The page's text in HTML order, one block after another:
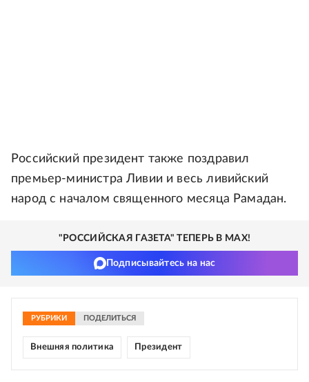
Российский президент также поздравил
премьер-министра Ливии и весь ливийский
народ с началом священного месяца Рамадан.
"РОССИЙСКАЯ ГАЗЕТА" ТЕПЕРЬ В MAX!
Подписывайтесь на нас
РУБРИКИ ПОДЕЛИТЬСЯ
Внешняя политика Президент